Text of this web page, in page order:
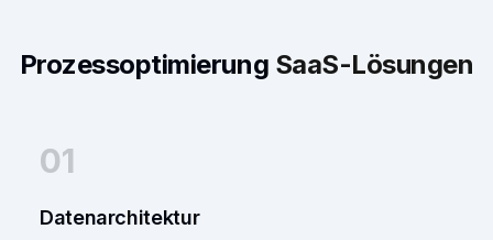
Prozessoptimierung SaaS-Lösungen
01
Datenarchitektur